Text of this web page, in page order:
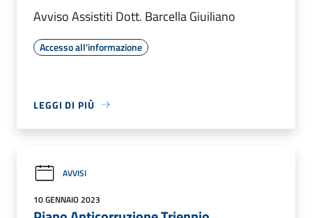
Avviso Assistiti Dott. Barcella Giuiliano
Accesso all'informazione
LEGGI DI PIÙ
AVVISI
10 GENNAIO 2023